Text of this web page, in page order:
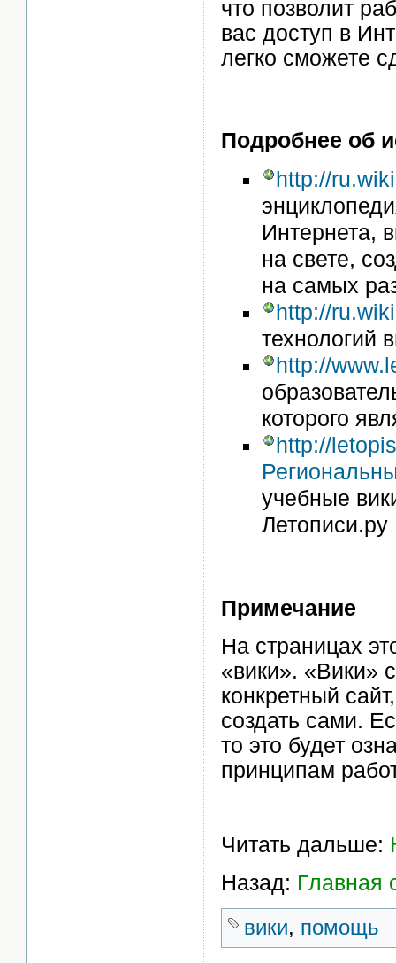
что позволит
вас доступ в
легко сможете
Подробнее об
http://
Интернета,
на свете,
на самых
http://
технологий
http://
которого
http://
учебные
Летописи.ру
Примечание
На страницах
«вики». «Вики»
конкретный
создать сами.
то это будет
принципам
Читать дальше:
Назад: Главная
вики, помощь